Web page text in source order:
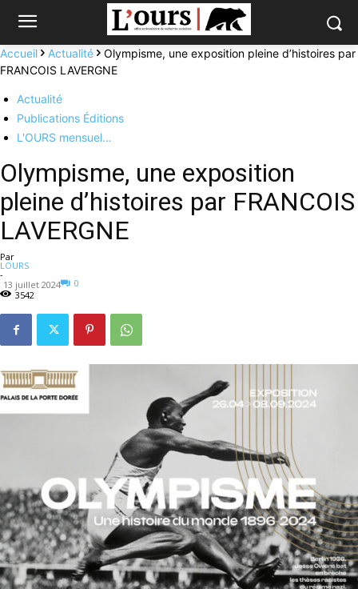
Accueil Actualité
Olympisme, une exposition pleine d’histoires par
FRANCOIS LAVERGNE
Actualité
Publications Éditions
L'OURS mensuel…
Olympisme, une exposition
pleine d’histoires par FRANCOIS
LAVERGNE
Par
LOURS
-
13 juillet 2024
0
3542